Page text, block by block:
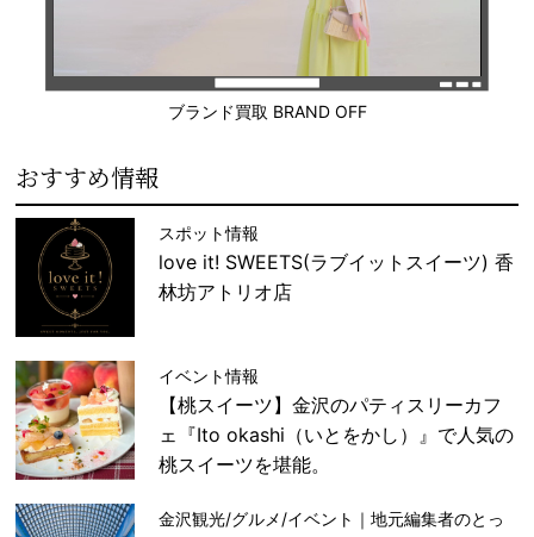
ブランド買取 BRAND OFF
おすすめ情報
スポット情報
love it! SWEETS(ラブイットスイーツ) 香
林坊アトリオ店
イベント情報
【桃スイーツ】金沢のパティスリーカフ
ェ『Ito okashi（いとをかし）』で人気の
桃スイーツを堪能。
金沢観光/グルメ/イベント｜地元編集者のとっ